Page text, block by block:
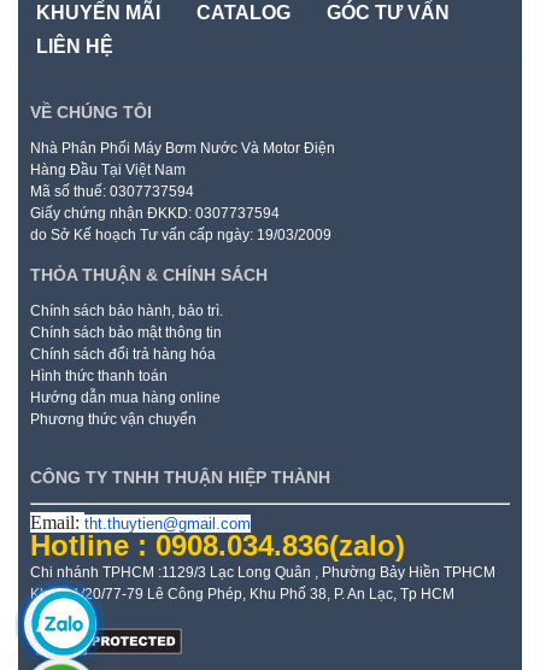
KHUYẾN MÃI
CATALOG
GÓC TƯ VẤN
LIÊN HỆ
VỀ CHÚNG TÔI
Nhà Phân Phối Máy Bơm Nước Và Motor Điện
Hàng Đầu Tại Việt Nam
Mã số thuế: 0307737594
Giấy chứng nhận ĐKKD: 0307737594
do Sở Kế hoạch Tư vấn cấp ngày: 19/03/2009
THỎA THUẬN & CHÍNH SÁCH
Chính sách bảo hành, bảo trì.
Chính sách bảo mật thông tin
Chính sách đổi trả hàng hóa
Hình thức thanh toán
Hướng dẫn mua hàng online
Phương thức vận chuyển
CÔNG TY TNHH THUẬN HIỆP THÀNH
Email: tht.thuytien@gmail.com
Hotline : 0908.034.836(zalo)
Chi nhánh TPHCM :1129/3 Lạc Long Quân , Phường Bảy Hiền TPHCM
Kho: 21/20/77-79 Lê Công Phép, Khu Phố 38, P. An Lạc, Tp HCM